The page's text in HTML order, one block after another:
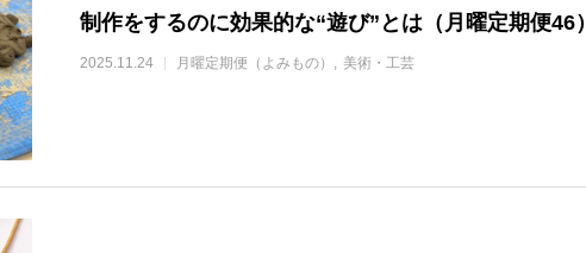
制作をするのに効果的な“遊び”とは（月曜定期便46）
2025.11.24 月曜定期便（よみもの） 美術・工芸